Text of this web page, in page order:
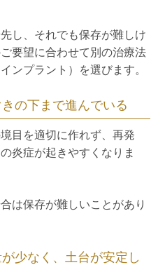
し、それでも保存が難しけ
要望に合わせて別の治療法
ンプラント）を選びます。
の下まで進んでいる
目を適切に作れず、再発
炎症が起きやすくなりま
は保存が難しいことがあり
少なく、土台が安定し